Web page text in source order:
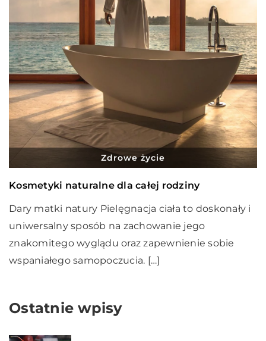
Zdrowe życie
Kosmetyki naturalne dla całej rodziny
Dary matki natury Pielęgnacja ciała to doskonały i
uniwersalny sposób na zachowanie jego
znakomitego wyglądu oraz zapewnienie sobie
wspaniałego samopoczucia. […]
Ostatnie wpisy